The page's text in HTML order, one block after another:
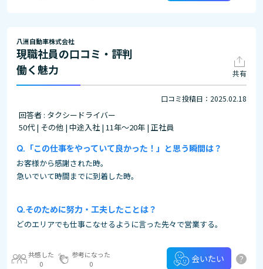
八洲自動車株式会社
現職社員の口コミ・評判
働く魅力
共有
口コミ投稿日：2025.02.18
回答者 : タクシードライバー
50代 | その他 | 中途入社 | 11年～20年 | 正社員
「この仕事をやっていて良かった！」と思う瞬間は？
お客様から感謝された時。
急いでいて時間までに到着した時。
そのために努力・工夫したことは？
どのエリアでも仕事こなせるように言った先々で営業する。
共感した
0
参考になった
0
会いたい ?